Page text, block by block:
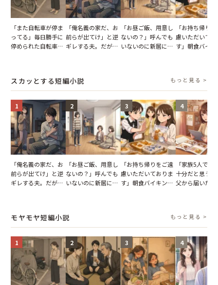
「また自転車が停ま
ってる」毎日勝手に
停められた自転車。
「俺名義の家だ、お
前らが出てけ」と逆
ギレする夫。だが、
「お昼ご飯、用意し
ないの？」呼んでも
いないのに新居にあ
「お持ち帰り
慮いただいて
す」朝食バイ
が一変
スカッとする短編小説 もっと見る >
1
「俺名義の家だ、お
前らが出てけ」と逆
ギレする夫。だが、
2
「お昼ご飯、用意し
ないの？」呼んでも
いないのに新居にあ
3
「お持ち帰りをご遠
慮いただいておりま
す」朝食バイキング
4
「家族5人で3
十分だと思う
父から届いたご
モヤモヤ短編小説 もっと見る >
1 2 3 4